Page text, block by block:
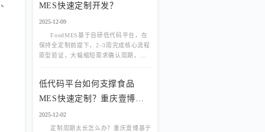
MES快速定制开发？
2025-12-09
FoodMES基于自研低代码平台，在
保持全定制前提下，2–3周完成核心流程
原型验证，大幅缩短需求确认周期，降
低代码平台如何支撑食品
MES快速定制？重庆壹博实
践
2025-12-02
定制周期太长怎么办？重庆壹博基于